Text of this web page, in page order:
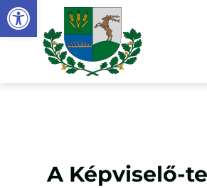
Eszköztár megnyitása
A Képviselő-